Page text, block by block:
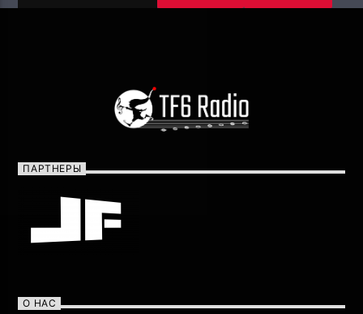
ПАРТНЕРЫ
О НАС